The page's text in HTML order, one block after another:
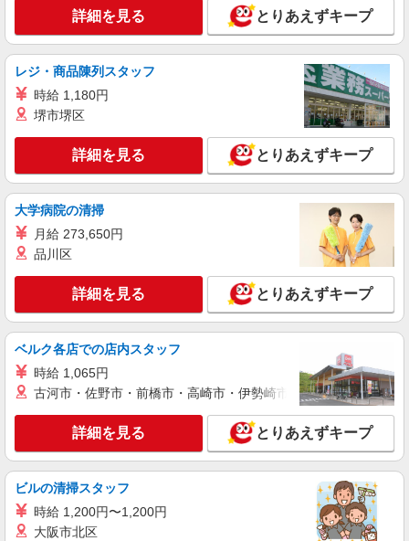
派遣社員
株式会社アスカ 横浜支店（jb598734）
公立保育園の保育士
時給 1,600円 〜 1,700円 ※給与幅は経験・能
力により考慮 賞与あり 交通費あり／全額支給
■大岡はるかぜ保育園（公立保育園） 神奈川県
横浜市南区大岡5402
キープ 詳細を見る
正社員
株式会社アスカ 横浜支店（jb573862）
私立認可保育園の保育士
月給 222,800円 〜 277,000円 ※給与幅は経
験・能力により考慮 賞与あり 交通費あり／
25,000/月を上限に実費支給(2km以上) 〇基本給
（基礎給+資格加算+経験加算） 基礎給
185,800円 資格加算 18,000円 経験加算 0
円〜45,000円 〇諸手当（一律に支給されるもの）
調整手当 10,000円 改善手当 9,000円 ※そ
■たけのこ永田東保育園（私立認可保育園） 神
奈川県横浜市南区永田東３－１０
キープ 詳細を見る
株式会社アスカ 横浜支店（jb614419）
小規模保育園の保育士
月給 220,000円 〜 280,000円 ※給与幅は経
験・能力により考慮 賞与あり 交通費あり／上限
30,000円/月 ※経験等考慮の上決定します。
■きゅーぴーるーむ P-kaboo園（小規模保育
詳細を見る とりあえずキープ
レジ・商品陳列スタッフ
時給 1,180円
堺市堺区
詳細を見る とりあえずキープ
大学病院の清掃
月給 273,650円
品川区
詳細を見る とりあえずキープ
ベルク各店での店内スタッフ
時給 1,065円
古河市・佐野市・前橋市・高崎市・伊勢崎市・太田市・館林市
詳細を見る とりあえずキープ
ビルの清掃スタッフ
時給 1,200円〜1,200円
大阪市北区